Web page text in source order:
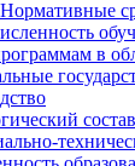
в
состав